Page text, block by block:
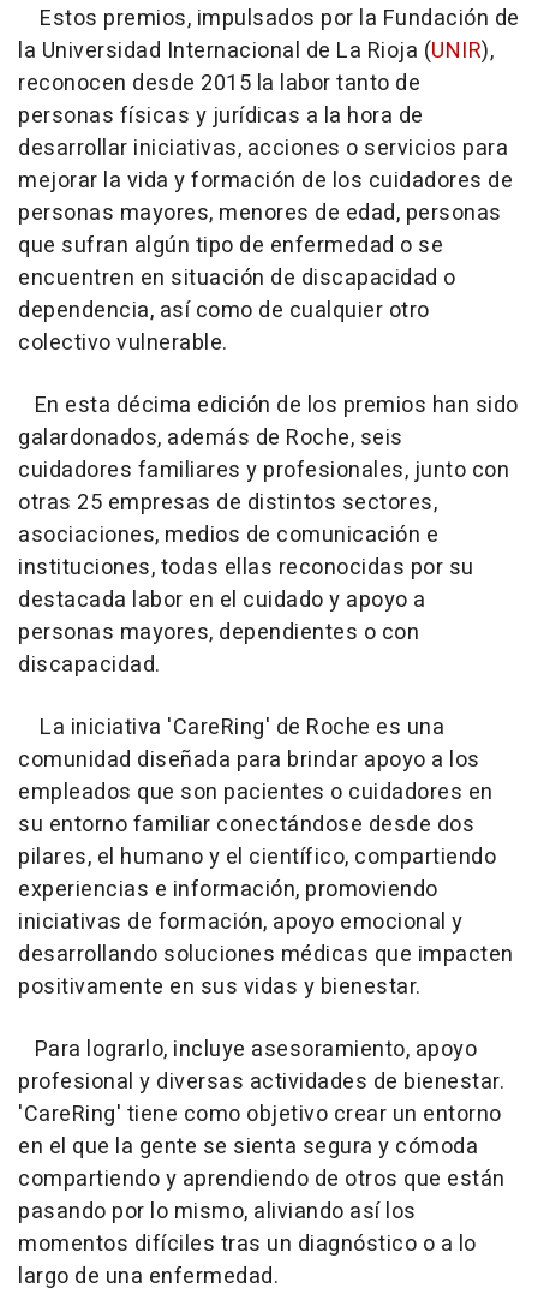
Estos premios, impulsados por la Fundación de
la Universidad Internacional de La Rioja (UNIR),
reconocen desde 2015 la labor tanto de
personas físicas y jurídicas a la hora de
desarrollar iniciativas, acciones o servicios para
mejorar la vida y formación de los cuidadores de
personas mayores, menores de edad, personas
que sufran algún tipo de enfermedad o se
encuentren en situación de discapacidad o
dependencia, así como de cualquier otro
colectivo vulnerable.
En esta décima edición de los premios han sido
galardonados, además de Roche, seis
cuidadores familiares y profesionales, junto con
otras 25 empresas de distintos sectores,
asociaciones, medios de comunicación e
instituciones, todas ellas reconocidas por su
destacada labor en el cuidado y apoyo a
personas mayores, dependientes o con
discapacidad.
La iniciativa 'CareRing' de Roche es una
comunidad diseñada para brindar apoyo a los
empleados que son pacientes o cuidadores en
su entorno familiar conectándose desde dos
pilares, el humano y el científico, compartiendo
experiencias e información, promoviendo
iniciativas de formación, apoyo emocional y
desarrollando soluciones médicas que impacten
positivamente en sus vidas y bienestar.
Para lograrlo, incluye asesoramiento, apoyo
profesional y diversas actividades de bienestar.
'CareRing' tiene como objetivo crear un entorno
en el que la gente se sienta segura y cómoda
compartiendo y aprendiendo de otros que están
pasando por lo mismo, aliviando así los
momentos difíciles tras un diagnóstico o a lo
largo de una enfermedad.